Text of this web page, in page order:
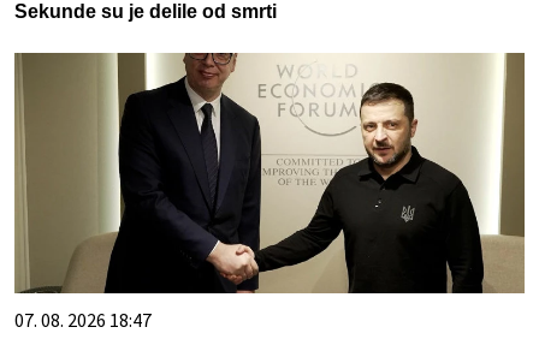
Sekunde su je delile od smrti
07. 08. 2026 18:47